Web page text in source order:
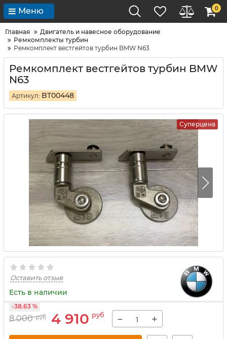
Меню 0
Главная
Двигатель и навесное оборудование
Ремкомплекты турбин
Ремкомплект вестгейтов турбин BMW N63
Ремкомплект вестгейтов турбин BMW
N63
Артикул: BT00448
Суперцена
Оставить отзыв
Есть в наличии
8 000 руб 4 910 руб
-38.63 %
− +